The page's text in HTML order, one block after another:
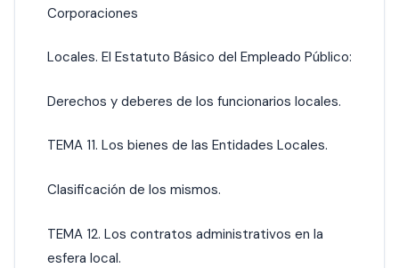
Corporaciones
Locales. El Estatuto Básico del Empleado Público:
Derechos y deberes de los funcionarios locales.
TEMA 11. Los bienes de las Entidades Locales.
Clasificación de los mismos.
TEMA 12. Los contratos administrativos en la
esfera local.